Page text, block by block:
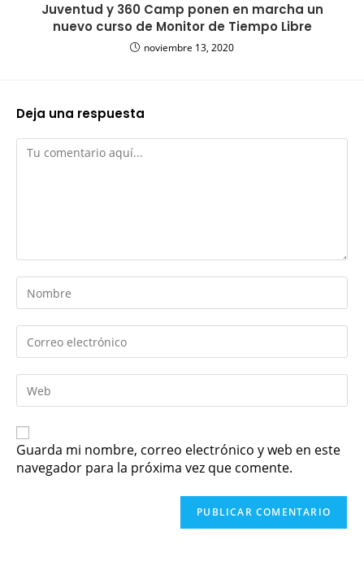
Juventud y 360 Camp ponen en marcha un
nuevo curso de Monitor de Tiempo Libre
noviembre 13, 2020
Deja una respuesta
Guarda mi nombre, correo electrónico y web en este
navegador para la próxima vez que comente.